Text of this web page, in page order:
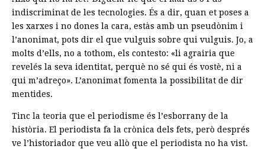
indiscriminat de les tecnologies. És a dir, quan et poses a
les xarxes i no dones la cara, estàs amb un pseudònim i
l’anonimat, pots dir el que vulguis sobre qui vulguis. Jo, a
molts d’ells, no a tothom, els contesto: «li agrairia que
revelés la seva identitat, perquè no sé qui és vostè, ni a
qui m’adreço». L’anonimat fomenta la possibilitat de dir
mentides.
Tinc la teoria que el periodisme és l’esborrany de la
història. El periodista fa la crònica dels fets, però després
ve l’historiador que veu allò que el periodista no ha vist.